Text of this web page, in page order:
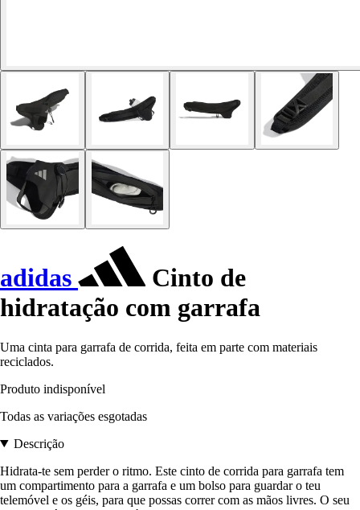
adidas
Cinto de
hidratação com garrafa
Uma cinta para garrafa de corrida, feita em parte com materiais
reciclados.
Produto indisponível
Todas as variações esgotadas
Descrição
Hidrata-te sem perder o ritmo. Este cinto de corrida para garrafa tem
um compartimento para a garrafa e um bolso para guardar o teu
telemóvel e os géis, para que possas correr com as mãos livres. O seu